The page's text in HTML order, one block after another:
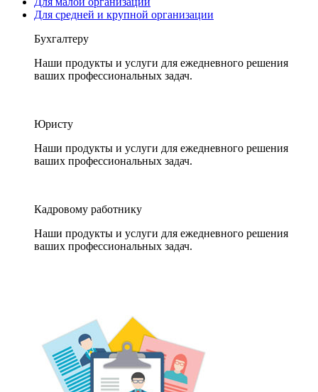
Для средней и крупной организации
Бухгалтеру
Наши продукты и услуги для ежедневного решения
ваших профессиональных задач.
Юристу
Наши продукты и услуги для ежедневного решения
ваших профессиональных задач.
Кадровому работнику
Наши продукты и услуги для ежедневного решения
ваших профессиональных задач.